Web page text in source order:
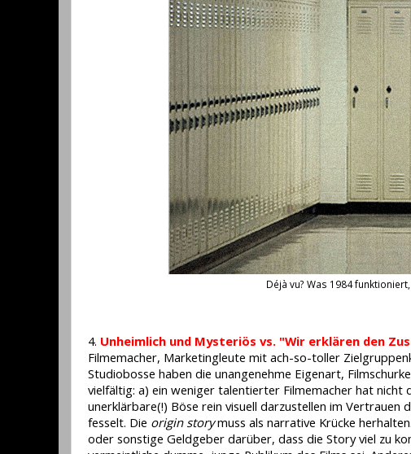
Déjà vu? Was 1984
4. Unheimlich und Mysteriös vs. "Wir erklären den
Filmemacher, Marketingleute mit ach-so-toller
Studiobosse haben die unangenehme Eigenart,
vielfältig: a) ein weniger talentierter Filmemacher hat nicht
unerklärbare(!) Böse rein visuell darzustellen im Vertrauen
fesselt. Die origin storymuss als narrative Krücke
oder sonstige Geldgeber darüber, dass die Story viel zu